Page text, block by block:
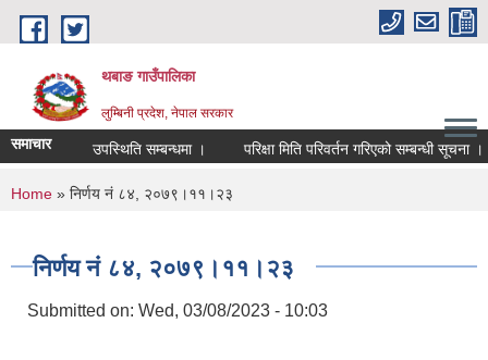
Skip to main content
थबाङ गाउँपालिका
लुम्बिनी प्रदेश, नेपाल सरकार
समाचार उपस्थिति सम्बन्धमा । परिक्षा मिति परिवर्तन गरिएको सम्बन्धी सूचना ।
You are here
Home » निर्णय नं ८४, २०७९।११।२३
निर्णय नं ८४, २०७९।११।२३
Submitted on: Wed, 03/08/2023 - 10:03